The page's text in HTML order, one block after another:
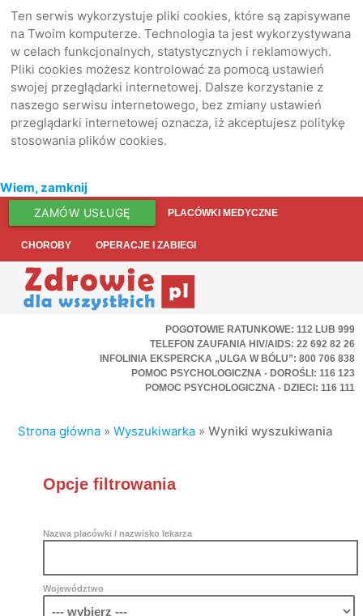
Ten serwis wykorzystuje pliki cookies, które są zapisywane
na Twoim komputerze. Technologia ta jest wykorzystywana
w celach funkcjonalnych, statystycznych i reklamowych.
Pliki cookies możesz kontrolować za pomocą ustawień
swojej przeglądarki internetowej. Dalsze korzystanie z
naszego serwisu internetowego, bez zmiany ustawień
przeglądarki internetowej oznacza, iż akceptujesz politykę
stosowania plików cookies.
Wiem, zamknij
ZAMÓW USŁUGĘ PLACÓWKI MEDYCZNE
CHOROBY OPERACJE I ZABIEGI
POGOTOWIE RATUNKOWE: 112 LUB 999
TELEFON ZAUFANIA HIV/AIDS: 22 692 82 26
INFOLINIA EKSPERCKA „ULGA W BÓLU”: 800 706 838
POMOC PSYCHOLOGICZNA - DOROŚLI: 116 123
POMOC PSYCHOLOGICZNA - DZIECI: 116 111
Strona główna »Wyszukiwarka »Wyniki wyszukiwania
Opcje filtrowania
Nazwa placówki / nazwisko lekarza
Województwo